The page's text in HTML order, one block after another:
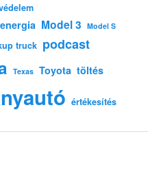
Model 3 Model S
truck podcast
Texas Toyota töltés
értékesítés